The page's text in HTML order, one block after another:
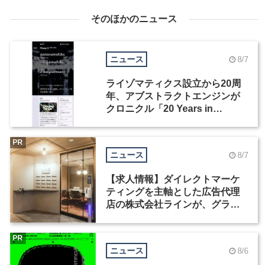
そのほかのニュース
ニュース 8/7
ライゾマティクス設立から20周
年、アブストラクトエンジンが
クロニクル「20 Years in
ニュース 8/7
【求人情報】ダイレクトマーケ
ティングを主軸とした広告代理
店の株式会社ラインが、グラフ
PR
ニュース 8/6
PR